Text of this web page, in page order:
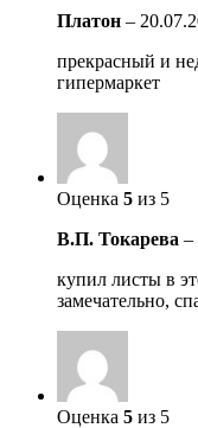
Платон –
прекрасный и
гипермаркет
Оценка 5 из 5
В.П. Токарева –
купил листы в
замечательно,
Оценка 5 из 5